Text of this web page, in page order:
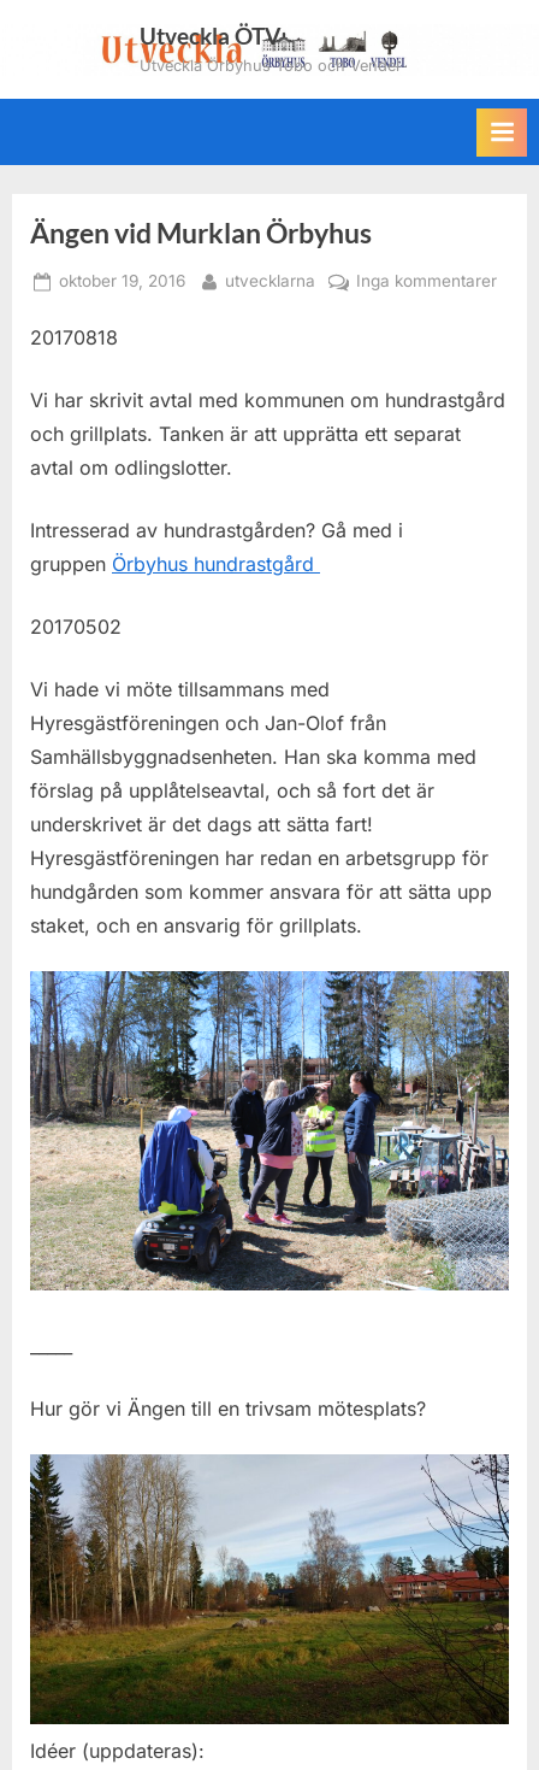
Utveckla ÖTV
Utveckla Örbyhus Tobo och Vendel
Ängen vid Murklan Örbyhus
Posted
oktober 19, 2016 By
utvecklarna Inga kommentarertill
20170818
Vi har skrivit avtal med kommunen om hundrastgård
och grillplats. Tanken är att upprätta ett separat
avtal om odlingslotter.
Intresserad av hundrastgården? Gå med i
gruppen Örbyhus hundrastgård
20170502
Vi hade vi möte tillsammans med
Hyresgästföreningen och Jan-Olof från
Samhällsbyggnadsenheten. Han ska komma med
förslag på upplåtelseavtal, och så fort det är
underskrivet är det dags att sätta fart!
Hyresgästföreningen har redan en arbetsgrupp för
hundgården som kommer ansvara för att sätta upp
staket, och en ansvarig för grillplats.
Hur gör vi Ängen till en trivsam mötesplats?
Idéer (uppdateras):